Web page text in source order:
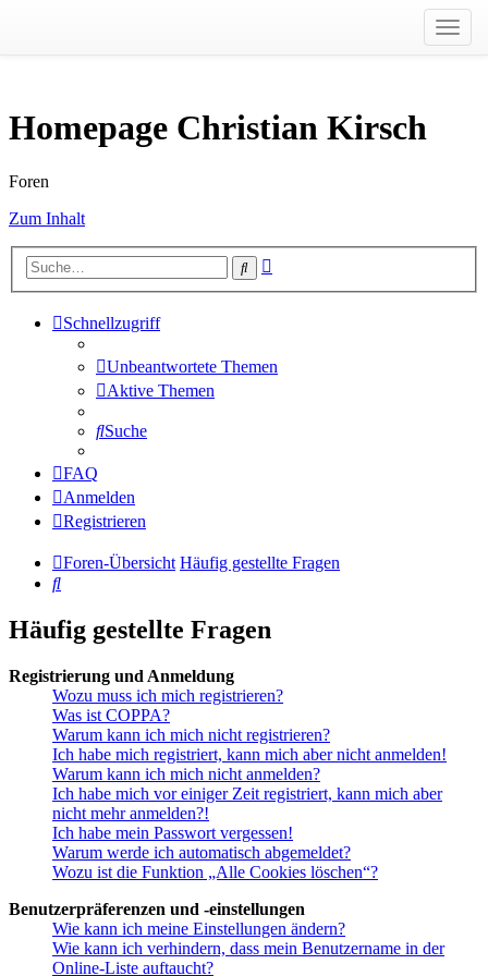
Homepage Christian Kirsch
Foren
Zum Inhalt
Suche
Schnellzugriff
Unbeantwortete Themen
Aktive Themen
Suche
FAQ
Anmelden
Registrieren
Foren-Übersicht Häufig gestellte Fragen
Suche
Häufig gestellte Fragen
Registrierung und Anmeldung
Wozu muss ich mich registrieren?
Was ist COPPA?
Warum kann ich mich nicht registrieren?
Ich habe mich registriert, kann mich aber nicht anmelden!
Warum kann ich mich nicht anmelden?
Ich habe mich vor einiger Zeit registriert, kann mich aber
nicht mehr anmelden?!
Ich habe mein Passwort vergessen!
Warum werde ich automatisch abgemeldet?
Wozu ist die Funktion „Alle Cookies löschen“?
Benutzerpräferenzen und -einstellungen
Wie kann ich meine Einstellungen ändern?
Wie kann ich verhindern, dass mein Benutzername in der
Online-Liste auftaucht?